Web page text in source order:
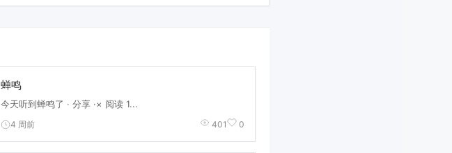
蝉鸣
今天听到蝉鸣了 · 分享 ·× 阅读 1...
4 周前 401 0